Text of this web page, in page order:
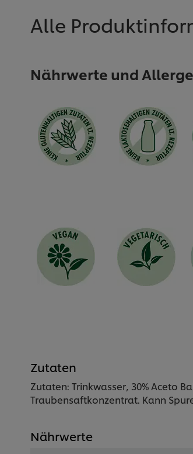
Alle
Nährwerte und
Zutaten
Zutaten: Trinkwasser, 30% Aceto
Traubensaftkonzentrat. Kann
Nährwerte